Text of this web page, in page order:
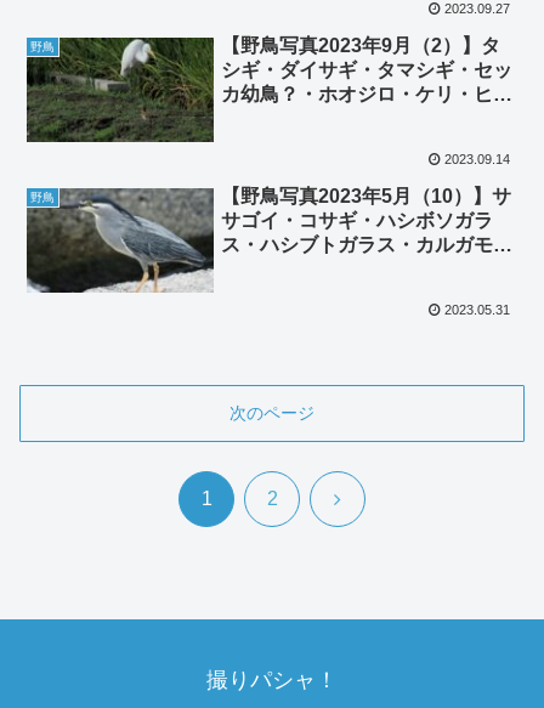
2023.09.27
野鳥
【野鳥写真2023年9月（2）】タ
シギ・ダイサギ・タマシギ・セッ
カ幼鳥？・ホオジロ・ケリ・ヒク
2023.09.14
野鳥
【野鳥写真2023年5月（10）】サ
サゴイ・コサギ・ハシボソガラ
ス・ハシブトガラス・カルガモ・
2023.05.31
次のページ
1 2 次
撮りパシャ！